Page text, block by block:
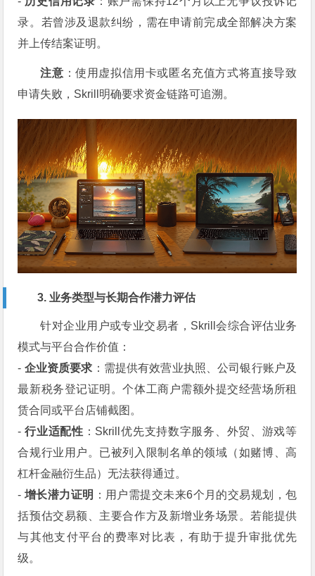
录。若曾涉及退款纠纷，需在申请前完成全部解决方案
并上传结案证明。
注意 ：使用虚拟信用卡或匿名充值方式将直接导致
申请失败，Skrill明确要求资金链路可追溯。
3. 业务类型与长期合作潜力评估
针对企业用户或专业交易者，Skrill会综合评估业务
模式与平台合作价值：
- 企业资质要求 ：需提供有效营业执照、公司银行账户及
最新税务登记证明。个体工商户需额外提交经营场所租
赁合同或平台店铺截图。
-行业适配性 ：Skrill优先支持数字服务、外贸、游戏等
合规行业用户。已被列入限制名单的领域（如赌博、高
杠杆金融衍生品）无法获得通过。
- 增长潜力证明 ：用户需提交未来6个月的交易规划，包
括预估交易额、主要合作方及新增业务场景。若能提供
与其他支付平台的费率对比表，有助于提升审批优先
级。